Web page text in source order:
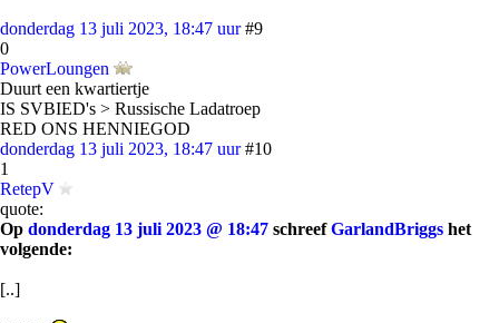
donderdag 13 juli 2023, 18:47 uur #9
0
PowerLoungen
Duurt een kwartiertje
IS SVBIED's > Russische Ladatroep
RED ONS HENNIEGOD
donderdag 13 juli 2023, 18:47 uur #10
1
RetepV
quote:
Op donderdag 13 juli 2023 @ 18:47 schreefGarlandBriggs het
volgende:
[..]